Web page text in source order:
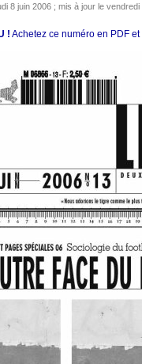
8 juin 2006 ; mis à jour le vendredi
! Achetez ce numéro en PDF